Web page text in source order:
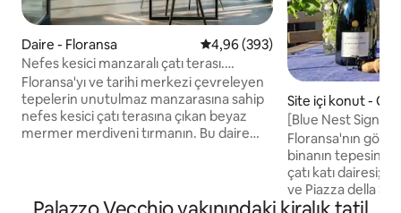
Daire - Floransa 5 üzerinden ortalama 4,96
4,96 (393)
Nefes kesici manzaralı çatı terası.
Duomo'ya kısa yürüyüş.
Floransa'yı ve tarihi merkezi çevreleyen
tepelerin unutulmaz manzarasına sahip
nefes kesici çatı terasına çıkan beyaz
mermer merdiveni tırmanın. Bu daire
internet hızlı ve güvenilirdir, her köşeden
Site içi konut -
[Blue Nest
manzarası Uffizi
Floransa'nın
binanın
çatı katı dairesi;
ve Piazza della
çatı terası var.